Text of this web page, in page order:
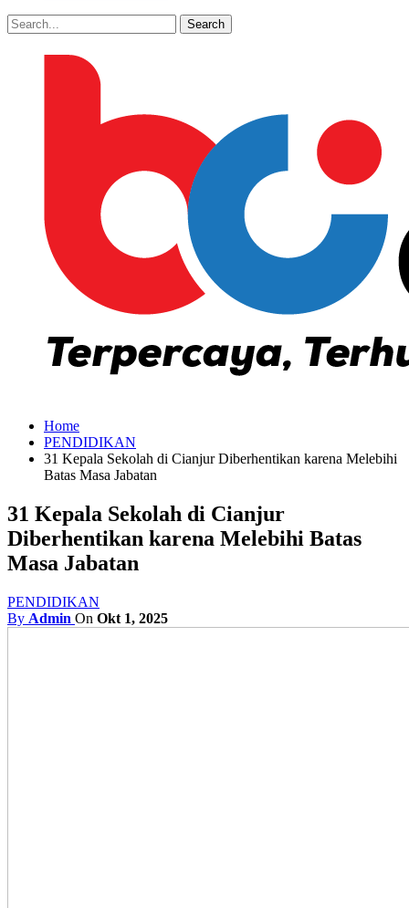
Home
PENDIDIKAN
31 Kepala Sekolah di Cianjur Diberhentikan karena Melebihi
Batas Masa Jabatan
31 Kepala Sekolah di Cianjur
Diberhentikan karena Melebihi Batas
Masa Jabatan
PENDIDIKAN
By Admin On Okt 1, 2025